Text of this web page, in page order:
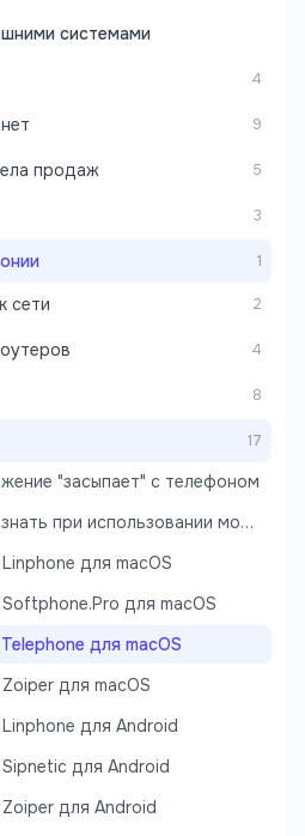
системами
4
9
продаж 5
3
1
сети 2
4
8
17
"засыпает" с телефоном
Что нужно знать при использовании мобильных софтфонов
для macOS
для macOS
для macOS
для macOS
для Android
для Android
для Android